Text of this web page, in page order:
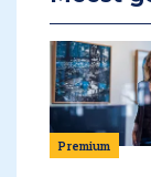
Premium